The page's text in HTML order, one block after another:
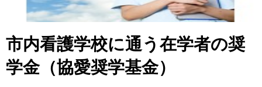
市内看護学校に通う在学者の奨
学金（協愛奨学基金）